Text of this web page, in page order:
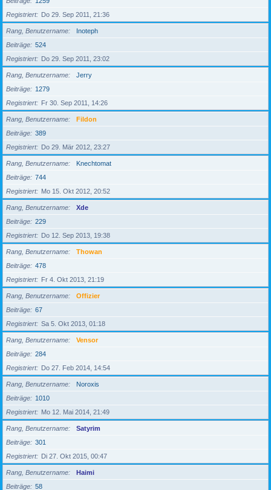
Registriert
Do 29. Sep 2011, 21:36
Rang, Benutzername
Inoteph
Beiträge
524
Registriert
Do 29. Sep 2011, 23:02
Rang, Benutzername
Jerry
Beiträge
1279
Registriert
Fr 30. Sep 2011, 14:26
Rang, Benutzername
Fildon
Beiträge
389
Registriert
Do 29. Mär 2012, 23:27
Rang, Benutzername
Knechtomat
Beiträge
744
Registriert
Mo 15. Okt 2012, 20:52
Rang, Benutzername
Xde
Beiträge
229
Registriert
Do 12. Sep 2013, 19:38
Rang, Benutzername
Thowan
Beiträge
478
Registriert
Fr 4. Okt 2013, 21:19
Rang, Benutzername
Offizier
Beiträge
67
Registriert
Sa 5. Okt 2013, 01:18
Rang, Benutzername
Vensor
Beiträge
284
Registriert
Do 27. Feb 2014, 14:54
Rang, Benutzername
Noroxis
Beiträge
1010
Registriert
Mo 12. Mai 2014, 21:49
Rang, Benutzername
Satyrim
Beiträge
301
Registriert
Di 27. Okt 2015, 00:47
Rang, Benutzername
Haimi
Beiträge
58